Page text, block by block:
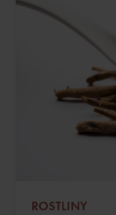
ROSTLINY